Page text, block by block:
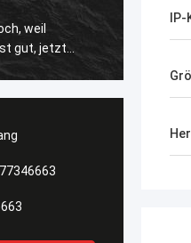
weil
gut, jetzt
in Phasen